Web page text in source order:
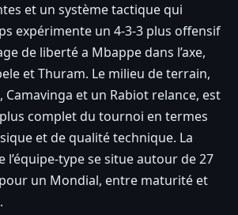
et un système tactique qui
expérimente un 4-3-3 plus offensif
de liberté a Mbappe dans l’axe,
et Thuram. Le milieu de terrain,
Camavinga et un Rabiot relance, est
complet du tournoi en termes
et de qualité technique. La
l’équipe-type se situe autour de 27
un Mondial, entre maturité et